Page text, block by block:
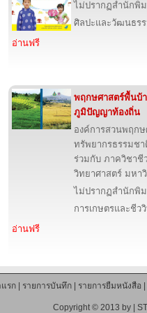
ไม่ปรากฏสำนักพิ
ศิลปะและวัฒนธร
อ่านฟรี
พฤกษศาสตร์พื้นบ้
ภูมิปัญญาท้องถิ่น
องค์การสวนพฤกษ
ทรัพยากรธรรมช
ร่วมกับ ภาควิชาชี
วิทยาศาสตร์ มหา
ไม่ปรากฏสำนักพิ
การเกษตรและชีว
อ่านฟรี
รก| รายการบันทึก| รายการยืมหนังสือ
Copyright © 2013 by |